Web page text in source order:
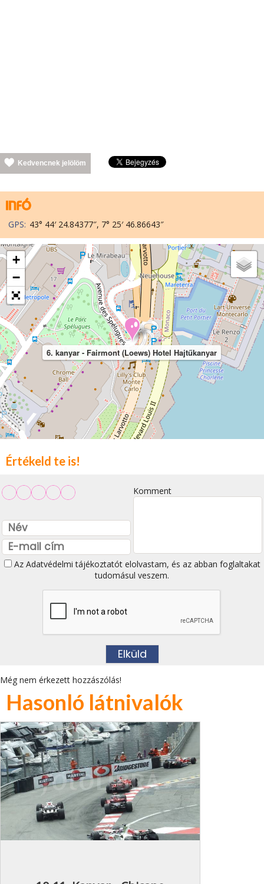
Kedvencnek jelölöm
GPS: 43° 44′ 24.84377″, 7° 25′ 46.86643″
6. kanyar - Fairmont (Loews) Hotel Hajtűkanyar
+
−
Értékeld te is!
Komment
Az Adatvédelmi tájékoztatótelolvastam, és az abban foglaltakat
tudomásul veszem.
Még nem érkezett hozzászólás!
Hasonló látnivalók